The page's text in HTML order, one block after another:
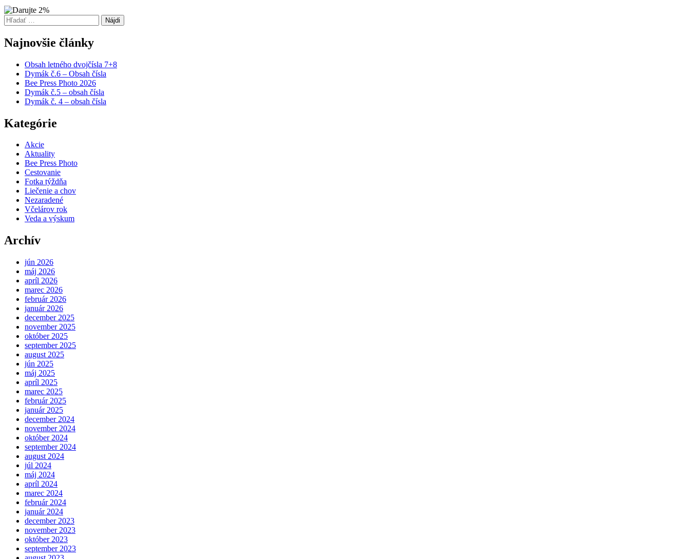
Hľadať:
Najnovšie články
Obsah letného dvojčísla 7+8
Dymák č.6 – Obsah čísla
Bee Press Photo 2026
Dymák č.5 – obsah čísla
Dymák č. 4 – obsah čísla
Kategórie
Akcie
Aktuality
Bee Press Photo
Cestovanie
Fotka týždňa
Liečenie a chov
Nezaradené
Včelárov rok
Veda a výskum
Archív
jún 2026
máj 2026
apríl 2026
marec 2026
február 2026
január 2026
december 2025
november 2025
október 2025
september 2025
august 2025
jún 2025
máj 2025
apríl 2025
marec 2025
február 2025
január 2025
december 2024
november 2024
október 2024
september 2024
august 2024
júl 2024
máj 2024
apríl 2024
marec 2024
február 2024
január 2024
december 2023
november 2023
október 2023
september 2023